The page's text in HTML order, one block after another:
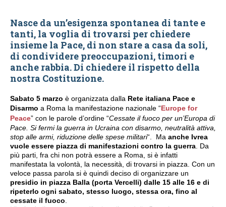
Nasce da un’esigenza spontanea di tante e
tanti, la voglia di trovarsi per chiedere
insieme la Pace, di non stare a casa da soli,
di condividere preoccupazioni, timori e
anche rabbia. Di chiedere il rispetto della
nostra Costituzione.
Sabato 5 marzo è organizzata dalla Rete italiana Pace e
Disarmo a Roma la manifestazione nazionale “Europe for
Peace” con le parole d’ordine “Cessate il fuoco per un’Europa di
Pace. Si fermi la guerra in Ucraina con disarmo, neutralità attiva,
stop alle armi, riduzione delle spese militari“. Ma anche Ivrea
vuole essere piazza di manifestazioni contro la guerra . Da
più parti, fra chi non potrà essere a Roma, si è infatti
manifestata la volontà, la necessità, di trovarsi in piazza. Con un
veloce passa parola si è quindi deciso di organizzare un
presidio in piazza Balla (porta Vercelli) dalle 15 alle 16 e di
ripeterlo ogni sabato, stesso luogo, stessa ora, fino al
cessate il fuoco